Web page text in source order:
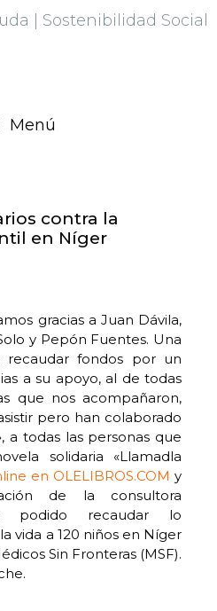
Menú
contra la
en Níger
gracias a Juan Dávila,
y Pepón Fuentes. Una
recaudar fondos por un
a su apoyo, al de todas
que nos acompañaron,
pero han colaborado
a todas las personas que
solidaria «Llamadla
en OLELIBROS.COM y
de la consultora
podido recaudar lo
vida a 120 niños en Níger
Sin Fronteras (MSF).